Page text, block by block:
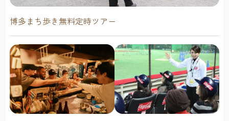
博多まち歩き無料定時ツアー